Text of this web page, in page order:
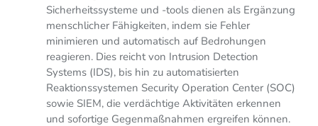
Sicherheitssysteme und -tools dienen als Ergänzung
menschlicher Fähigkeiten, indem sie Fehler
minimieren und automatisch auf Bedrohungen
reagieren. Dies reicht von Intrusion Detection
Systems (IDS), bis hin zu automatisierten
Reaktionssystemen Security Operation Center (SOC)
sowie SIEM, die verdächtige Aktivitäten erkennen
und sofortige Gegenmaßnahmen ergreifen können.